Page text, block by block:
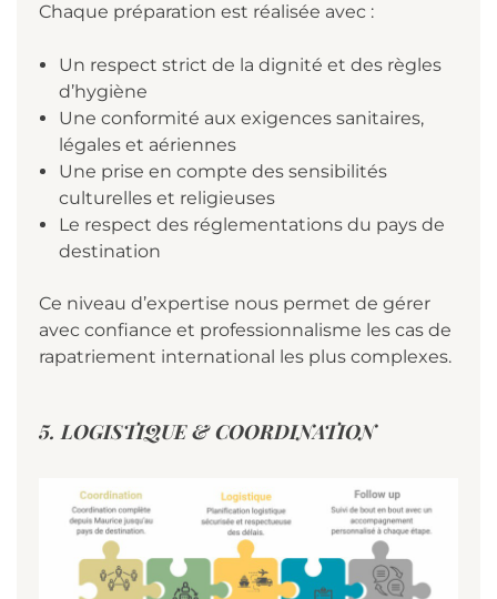
Chaque préparation est réalisée avec :
Un respect strict de la dignité et des règles
d’hygiène
Une conformité aux exigences sanitaires,
légales et aériennes
Une prise en compte des sensibilités
culturelles et religieuses
Le respect des réglementations du pays de
destination
Ce niveau d’expertise nous permet de gérer
avec confiance et professionnalisme les cas de
rapatriement international les plus complexes.
5. LOGISTIQUE & COORDINATION